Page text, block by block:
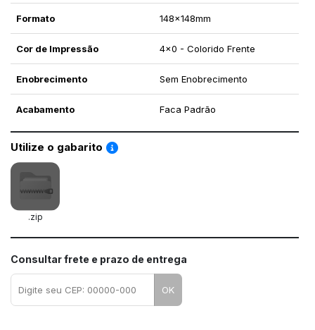
Formato 148x148mm
Cor de Impressão 4x0 - Colorido Frente
Enobrecimento Sem Enobrecimento
Acabamento Faca Padrão
Utilize o gabarito Saiba como utilizar os nossos gabaritos
.zip
Consultar frete e prazo de entrega
OK